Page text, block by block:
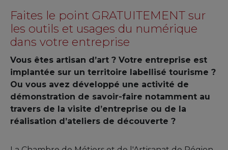
Faites le point GRATUITEMENT sur
les outils et usages du numérique
dans votre entreprise
Vous êtes artisan d’art ? Votre entreprise est
implantée sur un territoire labellisé tourisme ?
Ou vous avez développé une activité de
démonstration de savoir-faire notamment au
travers de la visite d’entreprise ou de la
réalisation d’ateliers de découverte ?